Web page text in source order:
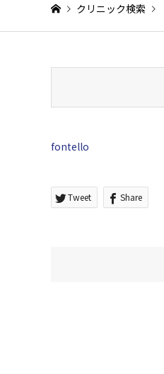
クリニック検索
fontello
Tweet Share